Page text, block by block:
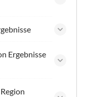
Ergebnisse